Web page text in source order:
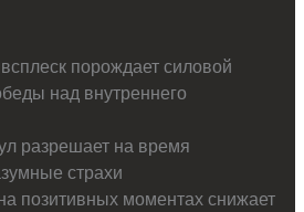
порождает силовой
над внутреннего
разрешает на время
страхи
позитивных моментах снижает